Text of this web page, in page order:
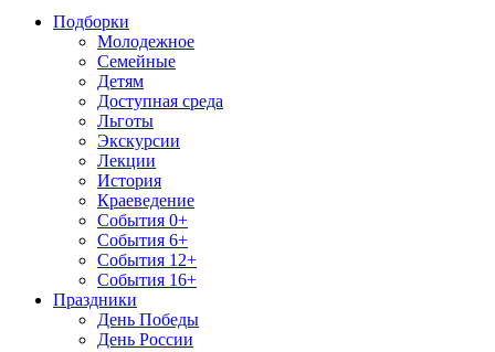
Подборки
Молодежное
Семейные
Детям
Доступная среда
Льготы
Экскурсии
Лекции
История
Краеведение
События 0+
События 6+
События 12+
События 16+
Праздники
День Победы
День России